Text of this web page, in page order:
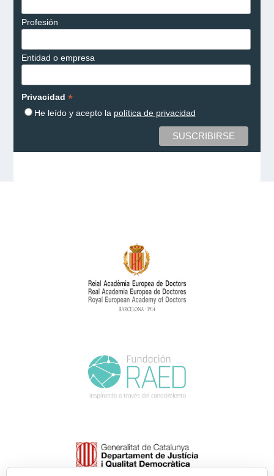
Profesión
Entidad o empresa
Privacidad *
He leído y acepto la política de privacidad